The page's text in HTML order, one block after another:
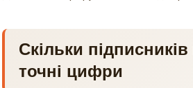
Скільки
точні цифри